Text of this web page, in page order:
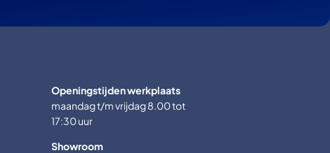
Openingstijden werkplaats
maandag t/m vrijdag 8.00 tot
17:30 uur
Showroom